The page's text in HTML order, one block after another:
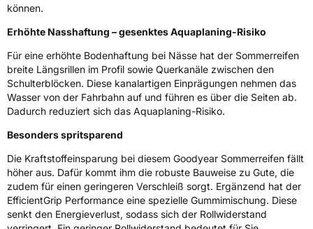
können.
Erhöhte Nasshaftung – gesenktes Aquaplaning-Risiko
Für eine erhöhte Bodenhaftung bei Nässe hat der Sommerreifen
breite Längsrillen im Profil sowie Querkanäle zwischen den
Schulterblöcken. Diese kanalartigen Einprägungen nehmen das
Wasser von der Fahrbahn auf und führen es über die Seiten ab.
Dadurch reduziert sich das Aquaplaning-Risiko.
Besonders spritsparend
Die Kraftstoffeinsparung bei diesem Goodyear Sommerreifen fällt
höher aus. Dafür kommt ihm die robuste Bauweise zu Gute, die
zudem für einen geringeren Verschleiß sorgt. Ergänzend hat der
EfficientGrip Performance eine spezielle Gummimischung. Diese
senkt den Energieverlust, sodass sich der Rollwiderstand